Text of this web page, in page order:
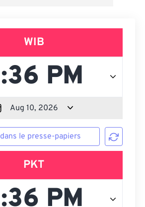
WIB
le presse-papiers
PKT